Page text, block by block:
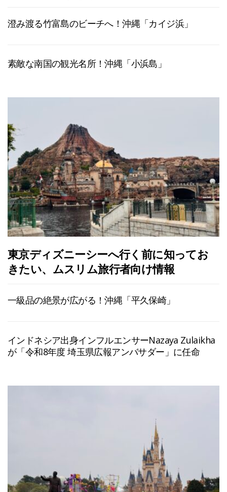
澄み渡る竹富島のビーチへ！沖縄「カイジ浜」
素敵な南国の観光名所！沖縄「小浜島」
東京ディズニーシーへ行く前に知ってお
きたい、ムスリム旅行者向け情報
一級品の絶景が広がる！沖縄「平久保崎」
インドネシア出身インフルエンサーNazaya Zulaikha
が「令和8年度 埼玉県広報アンバサダー」に任命